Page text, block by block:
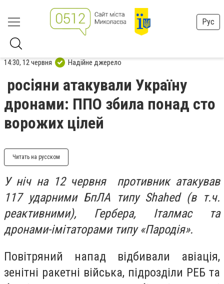
Рус
14:30, 12 червня Надійне джерело
росіяни атакували Україну
дронами: ППО збила понад сто
ворожих цілей
Читать на русском
У ніч на 12 червня противник атакував
117 ударними БпЛА типу Shahed (в т.ч.
реактивними), Гербера, Італмас та
дронами-імітаторами типу «Пародія».
Повітряний напад відбивали авіація,
зенітні ракетні війська, підрозділи РЕБ та